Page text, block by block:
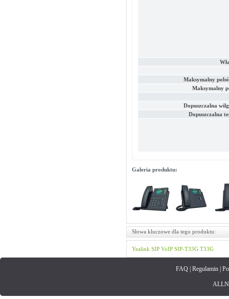
Maksymalny
Maksymalny
Dopuszczalna
Dopuszczalna
Galeria produktu:
Słowa kluczowe dla tego produktu:
Yealink SIP VoIP SIP-T33G T33G
FAQ| Regulamin|